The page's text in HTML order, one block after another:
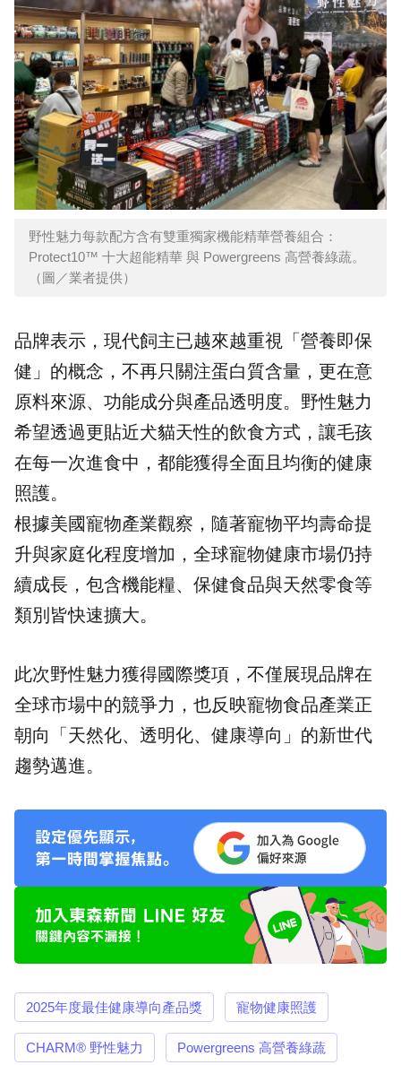
野性魅力每款配方含有雙重獨家機能精華營養組合：
Protect10™ 十大超能精華 與 Powergreens 高營養綠蔬。
（圖／業者提供）
品牌表示，現代飼主已越來越重視「營養即保
健」的概念，不再只關注蛋白質含量，更在意
原料來源、功能成分與產品透明度。野性魅力
希望透過更貼近犬貓天性的飲食方式，讓毛孩
在每一次進食中，都能獲得全面且均衡的健康
照護。
根據美國寵物產業觀察，隨著寵物平均壽命提
升與家庭化程度增加，全球寵物健康市場仍持
續成長，包含機能糧、保健食品與天然零食等
類別皆快速擴大。
此次野性魅力獲得國際獎項，不僅展現品牌在
全球市場中的競爭力，也反映寵物食品產業正
朝向「天然化、透明化、健康導向」的新世代
趨勢邁進。
2025年度最佳健康導向產品獎 寵物健康照護
CHARM® 野性魅力 Powergreens 高營養綠蔬